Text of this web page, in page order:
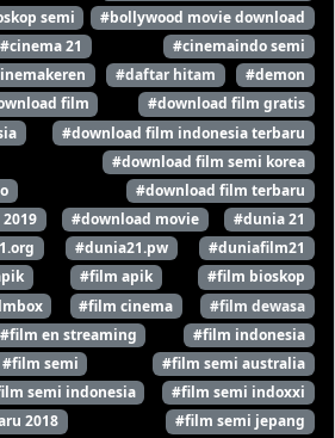
semi
#bollywood movie download
#cinema 21
#cinemaindo semi
#daftar hitam
#demon
film
#download film gratis
#download film indonesia terbaru
#download film semi korea
#download film terbaru
#download movie
#dunia 21
#dunia21.pw
#duniafilm21
#film apik
#film bioskop
#film cinema
#film dewasa
#film en streaming
#film indonesia
#film semi
#film semi australia
semi indonesia
#film semi indoxxi
2018
#film semi jepang